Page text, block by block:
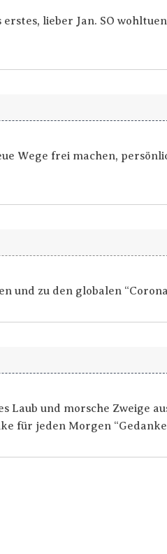
lieber Jan. SO
Wege frei machen,
und zu den globalen
Laub und morsche Zweige
für jeden Morgen